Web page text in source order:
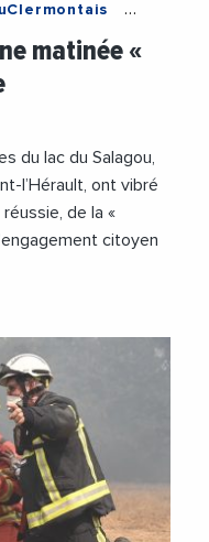
#Police
matinée «
du lac du Salagou,
l’Hérault, ont vibré
de la «
citoyen